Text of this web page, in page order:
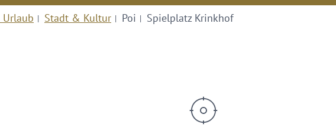
Urlaub Stadt & Kultur Poi Spielplatz Krinkhof